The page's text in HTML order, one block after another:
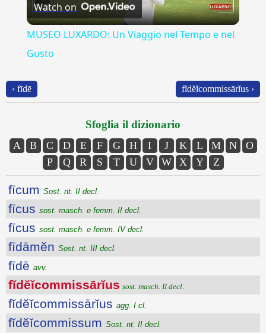
Video
Watch on
MUSEO LUXARDO: Un Viaggio nel Tempo e nel
Gusto
‹ fīdē fĭdĕĭcommissārĭus ›
Sfoglia il dizionario
A B C D E F G H I J K L M N
O
P
Q R S T U V W X Y Z
fīcum Sost. nt. II decl.
fīcus sost. masch. e femm. II decl.
fīcus sost. masch. e femm. IV decl.
fīdāmĕn Sost. nt. III decl.
fīdē avv.
fĭdĕĭcommissārĭus sost. masch. II decl.
fĭdĕĭcommissārĭus agg. I cl.
fĭdĕĭcommissum Sost. nt. II decl.